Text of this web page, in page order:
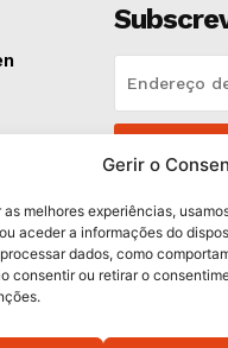
Gerir o
as melhores experiências,
aceder a informações do
dados, como
consentir ou retirar o
Li e aceito